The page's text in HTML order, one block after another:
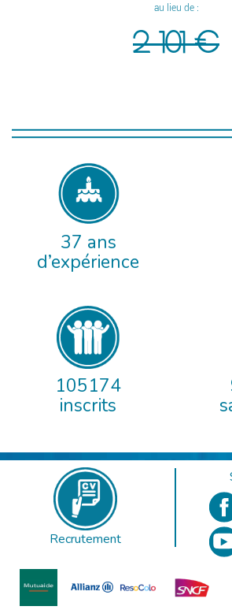
au lieu de :
2 101 €
37 ans
d’expérience
105174
inscrits
Recrutement